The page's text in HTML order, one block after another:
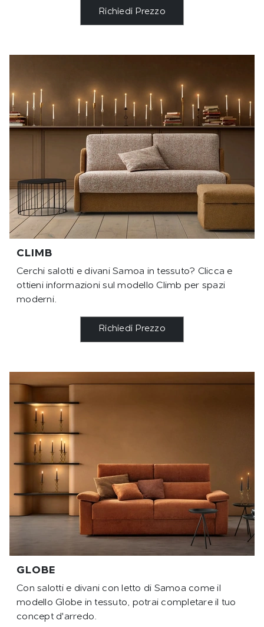
Richiedi Prezzo
CLIMB
Cerchi salotti e divani Samoa in tessuto? Clicca e
ottieni informazioni sul modello Climb per spazi
moderni.
Richiedi Prezzo
GLOBE
Con salotti e divani con letto di Samoa come il
modello Globe in tessuto, potrai completare il tuo
concept d'arredo.